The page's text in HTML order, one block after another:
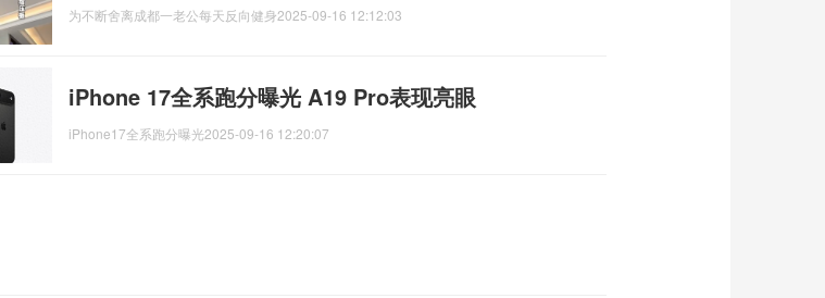
为不断舍离成都一老公每天反向健身2025-09-16 12:12:03
iPhone 17全系跑分曝光 A19 Pro表现亮眼
iPhone17全系跑分曝光2025-09-16 12:20:07